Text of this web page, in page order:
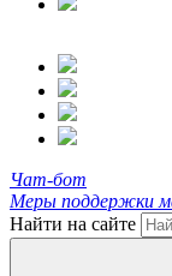
Чат-бот
Меры поддержки
Найти на сайте